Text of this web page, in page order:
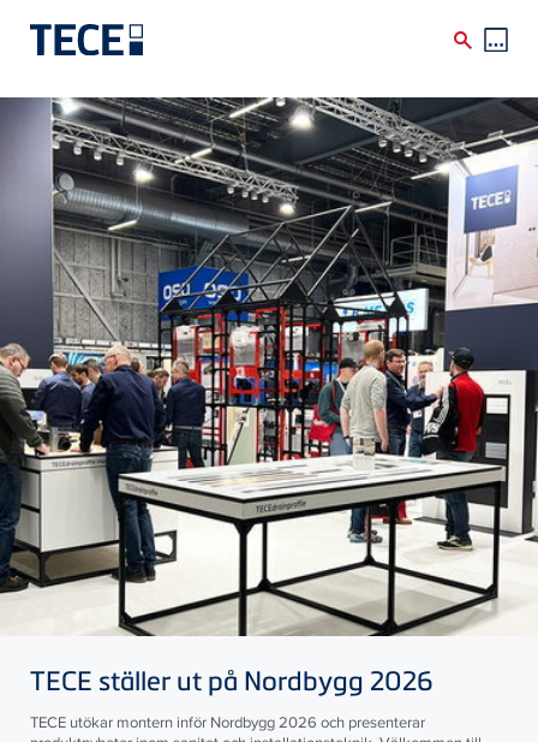
Skip to main content
TECE ställer ut på Nordbygg 2026
TECE utökar montern inför Nordbygg 2026 och presenterar